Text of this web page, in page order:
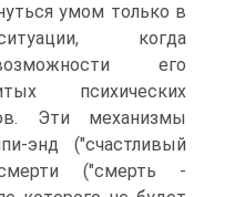
умом только в
когда
его
психических
Эти механизмы
энд ("счастливый
("смерть -